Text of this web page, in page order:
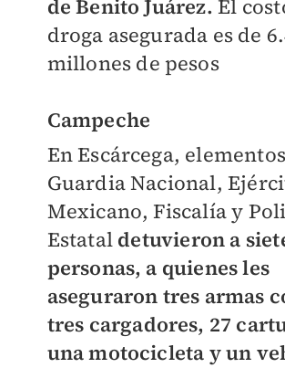
de Benito Juárez.El
droga asegurada es de
millones de pesos
Campeche
En Escárcega,
Guardia Nacional,
Mexicano, Fiscalía y
Estatal detuvieron a
personas, a quienes les
aseguraron tres armas
tres cargadores, 27
una motocicleta y un